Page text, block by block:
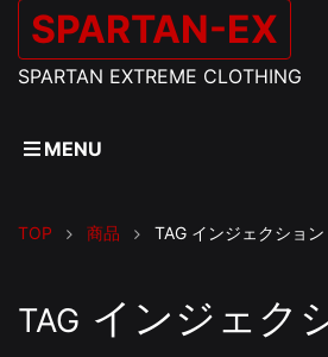
SPARTAN-EX
SPARTAN EXTREME CLOTHING
MENU
TOP 商品 TAG インジェクション
TAG インジェク